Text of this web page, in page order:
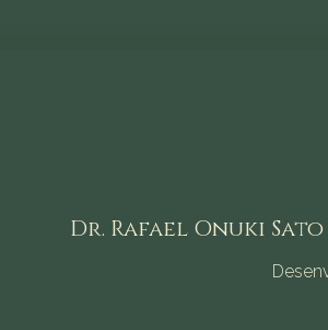
Dr. Rafael Onuki Sato |